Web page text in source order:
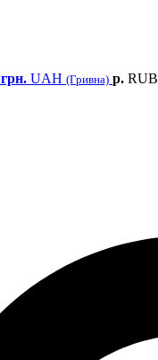
грн. UAH (Гривна) р. RUB